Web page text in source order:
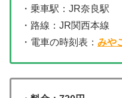
・乗車駅：JR奈良駅
・路線：JR関西本線
・電車の時刻表： みや